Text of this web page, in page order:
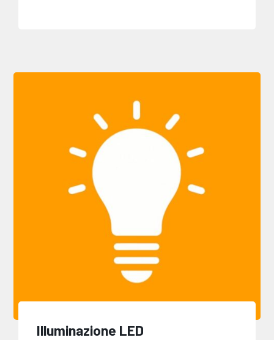
Illuminazione LED